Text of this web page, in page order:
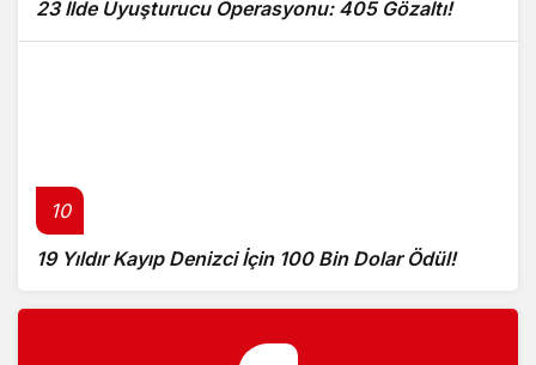
23 İlde Uyuşturucu Operasyonu: 405 Gözaltı!
10
19 Yıldır Kayıp Denizci İçin 100 Bin Dolar Ödül!